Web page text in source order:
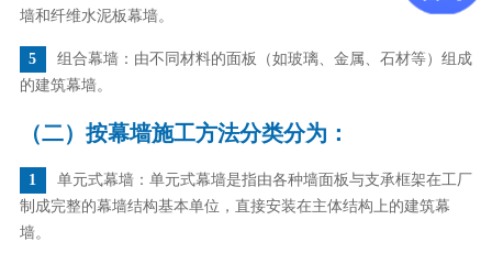
墙和纤维水泥板幕墙。
5
组合幕墙：由不同材料的面板（如玻璃、金属、石材等）组成
的建筑幕墙。
（二）按幕墙施工方法分类分为：
1
单元式幕墙：单元式幕墙是指由各种墙面板与支承框架在工厂
制成完整的幕墙结构基本单位，直接安装在主体结构上的建筑幕
墙。